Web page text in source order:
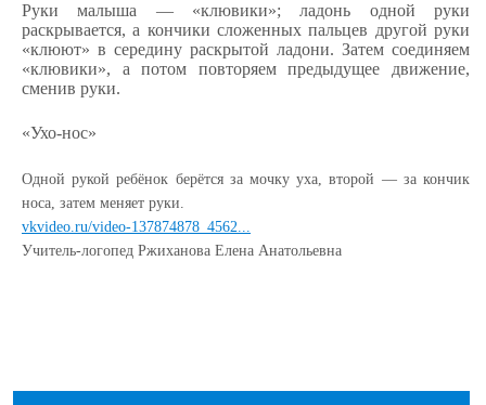
Руки малыша — «клювики»; ладонь одной руки
раскрывается, а кончики сложенных пальцев другой руки
«клюют» в середину раскрытой ладони. Затем соединяем
«клювики», а потом повторяем предыдущее движение,
сменив руки.
«Ухо-нос»
Одной рукой ребёнок берётся за мочку уха, второй — за кончик
носа, затем меняет руки.
vkvideo.ru/video-137874878_4562...
Учитель-логопед Ржиханова Елена Анатольевна